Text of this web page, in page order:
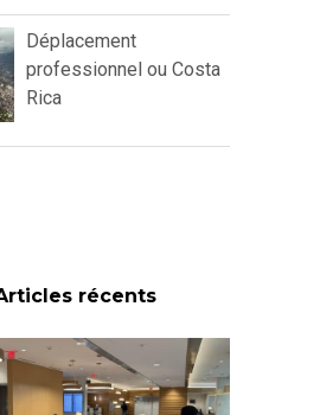
Déplacement
professionnel ou Costa
Rica
récents